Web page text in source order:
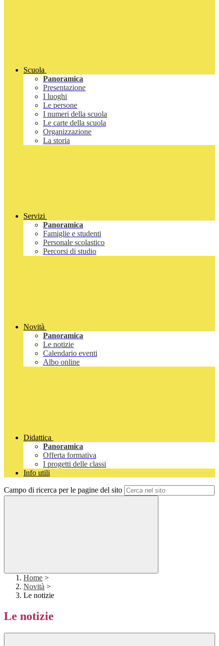
Scuola
Panoramica
Presentazione
I luoghi
Le persone
I numeri della scuola
Le carte della scuola
Organizzazione
La storia
Servizi
Panoramica
Famiglie e studenti
Personale scolastico
Percorsi di studio
Novità
Panoramica
Le notizie
Calendario eventi
Albo online
Didattica
Panoramica
Offerta formativa
I progetti delle classi
Info utili
Campo di ricerca per le pagine del sito
Home >
Novità >
Le notizie
Le notizie